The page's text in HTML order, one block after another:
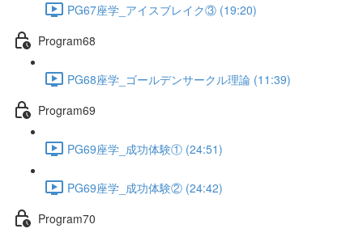
PG67座学_アイスブレイク③ (19:20)
Program68
PG68座学_ゴールデンサークル理論 (11:39)
Program69
PG69座学_成功体験① (24:51)
PG69座学_成功体験② (24:42)
Program70